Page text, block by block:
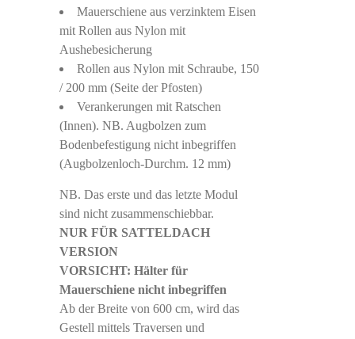
Mauerschiene aus verzinktem Eisen
mit Rollen aus Nylon mit
Aushebesicherung
Rollen aus Nylon mit Schraube, 150
/ 200 mm (Seite der Pfosten)
Verankerungen mit Ratschen
(Innen). NB. Augbolzen zum
Bodenbefestigung nicht inbegriffen
(Augbolzenloch-Durchm. 12 mm)
NB. Das erste und das letzte Modul
sind nicht zusammenschiebbar.
NUR FÜR SATTELDACH
VERSION
VORSICHT: Hälter für
Mauerschiene nicht inbegriffen
Ab der Breite von 600 cm, wird das
Gestell mittels Traversen und